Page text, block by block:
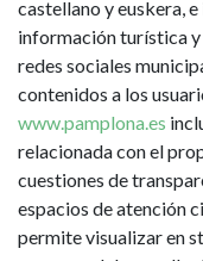
castellano y euskera,
información turística y
redes sociales
contenidos a los
www.pamplona.es
relacionada con el
cuestiones de
espacios de atención
permite visualizar en